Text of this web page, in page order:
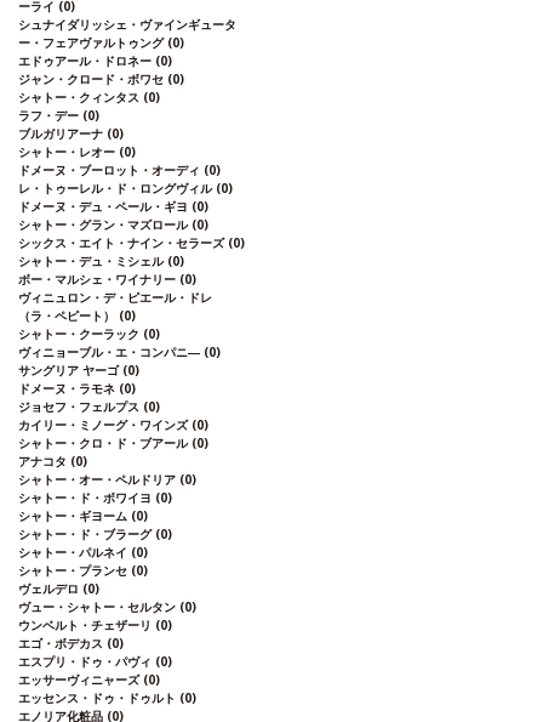
ーライ (0)
シュナイダリッシェ・ヴァインギュータ
ー・フェアヴァルトゥング (0)
エドゥアール・ドロネー (0)
ジャン・クロード・ボワセ (0)
シャトー・クィンタス (0)
ラフ・デー (0)
ブルガリアーナ (0)
シャトー・レオー (0)
ドメーヌ・ブーロット・オーディ (0)
レ・トゥーレル・ド・ロングヴィル (0)
ドメーヌ・デュ・ペール・ギヨ (0)
シャトー・グラン・マズロール (0)
シックス・エイト・ナイン・セラーズ (0)
シャトー・デュ・ミシェル (0)
ボー・マルシェ・ワイナリー (0)
ヴィニュロン・デ・ピエール・ドレ
（ラ・ペピート） (0)
シャトー・クーラック (0)
ヴィニョーブル・エ・コンパニ― (0)
サングリア ヤーゴ (0)
ドメーヌ・ラモネ (0)
ジョセフ・フェルプス (0)
カイリー・ミノーグ・ワインズ (0)
シャトー・クロ・ド・ブアール (0)
アナコタ (0)
シャトー・オー・ペルドリア (0)
シャトー・ド・ボワイヨ (0)
シャトー・ギヨーム (0)
シャトー・ド・ブラーグ (0)
シャトー・パルネイ (0)
シャトー・プランセ (0)
ヴェルデロ (0)
ヴュー・シャトー・セルタン (0)
ウンベルト・チェザーリ (0)
エゴ・ボデカス (0)
エスプリ・ドゥ・パヴィ (0)
エッサーヴィニャーズ (0)
エッセンス・ドゥ・ドゥルト (0)
エノリア化粧品 (0)